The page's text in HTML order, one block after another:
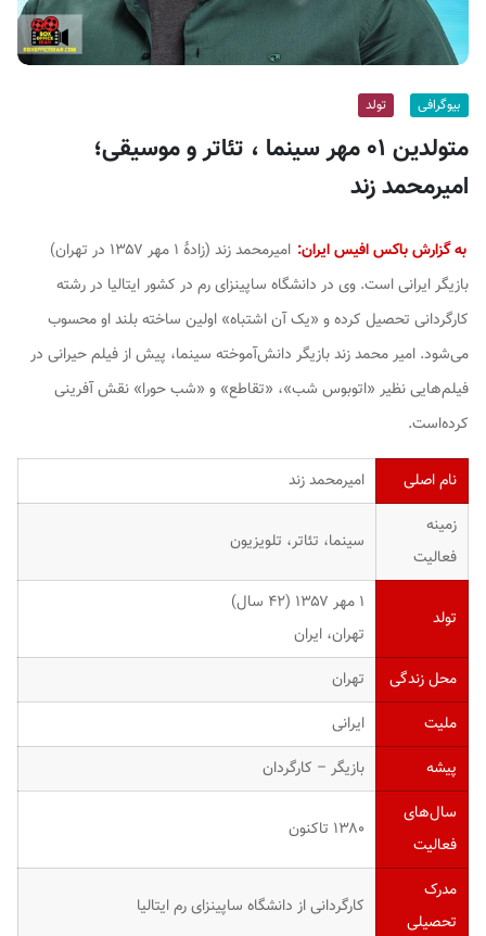
بیوگرافی تولد
متولدین ۰۱ مهر سینما ، تئاتر و موسیقی؛
امیرمحمد زند
به گزارش باکس افیس ایران:
امیرمحمد زند (زادهٔ ۱ مهر ۱۳۵۷ در تهران)
بازیگر ایرانی است. وی در دانشگاه ساپینزای رم در کشور ایتالیا در رشته
کارگردانی تحصیل کرده و «یک آن اشتباه» اولین ساخته بلند او محسوب
می‌شود. امیر محمد زند بازیگر دانش‌آموخته سینما، پیش از فیلم حیرانی در
فیلم‌هایی نظیر «اتوبوس شب»، «تقاطع» و «شب حورا» نقش آفرینی
کرده‌است.
نام اصلی
امیرمحمد زند
زمینه
فعالیت
سینما، تئاتر، تلویزیون
تولد
۱ مهر ۱۳۵۷ ‏(۴۲ سال)
تهران، ایران
محل زندگی
تهران
ملیت
ایرانی
پیشه
بازیگر – کارگردان
سال‌های
فعالیت
۱۳۸۰ تاکنون
مدرک
تحصیلی
کارگردانی از دانشگاه ساپینزای رم ایتالیا